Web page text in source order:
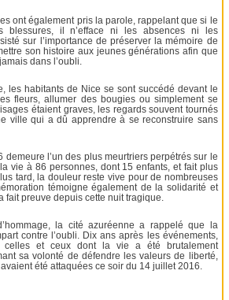
ont également pris la parole, rappelant que si le
blessures, il n’efface ni les absences ni les
sur l’importance de préserver la mémoire de
son histoire aux jeunes générations afin que
dans l’oubli.
les habitants de Nice se sont succédé devant le
fleurs, allumer des bougies ou simplement se
étaient graves, les regards souvent tournés
ville qui a dû apprendre à se reconstruire sans
demeure l’un des plus meurtriers perpétrés sur le
vie à 86 personnes, dont 15 enfants, et fait plus
tard, la douleur reste vive pour de nombreuses
témoigne également de la solidarité et
fait preuve depuis cette nuit tragique.
la cité azuréenne a rappelé que la
contre l’oubli. Dix ans après les événements,
celles et ceux dont la vie a été brutalement
sa volonté de défendre les valeurs de liberté,
été attaquées ce soir du 14 juillet 2016.